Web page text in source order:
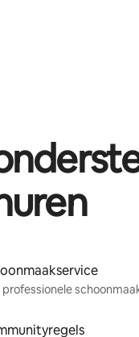
professionele